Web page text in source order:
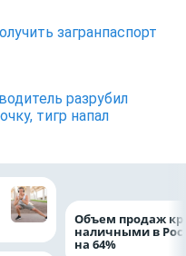
загранпаспорт
разрубил
тигр напал
Объем продаж
наличными в
на 64%